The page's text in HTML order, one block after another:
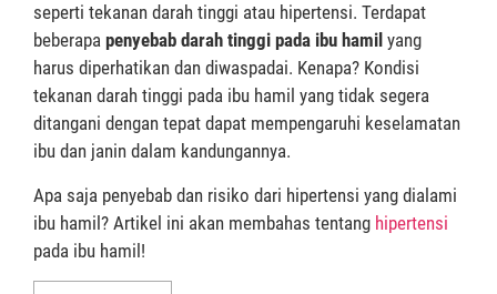
seperti tekanan darah tinggi atau hipertensi. Terdapat
beberapa penyebab darah tinggi pada ibu hamil yang
harus diperhatikan dan diwaspadai. Kenapa? Kondisi
tekanan darah tinggi pada ibu hamil yang tidak segera
ditangani dengan tepat dapat mempengaruhi keselamatan
ibu dan janin dalam kandungannya.
Apa saja penyebab dan risiko dari hipertensi yang dialami
ibu hamil? Artikel ini akan membahas tentang hipertensi
pada ibu hamil!